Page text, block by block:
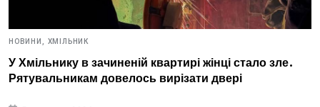
НОВИНИ, ХМІЛЬНИК
У Хмільнику в зачиненій квартирі жінці стало зле.
Рятувальникам довелось вирізати двері